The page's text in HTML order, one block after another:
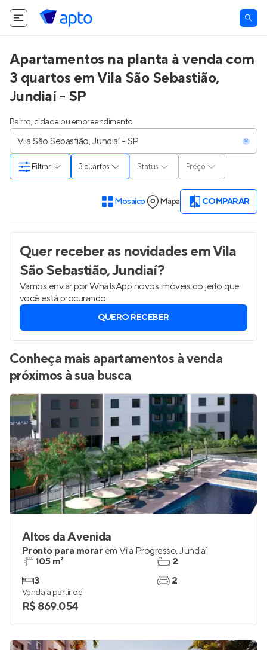
Apartamentos na planta à venda com
3 quartos em Vila São Sebastião,
Jundiaí - SP
Bairro, cidade ou empreendimento
3 quartos Status Preço
Filtrar
Mosaico Mapa COMPARAR
Quer receber as novidadesem Vila
São Sebastião, Jundiaí?
Vamos enviar por WhatsApp novos imóveis do jeito que
você está procurando.
QUERO RECEBER
Conheça mais apartamentos à venda
próximos à sua busca
Altos da Avenida
Pronto para morar em Vila Progresso,Jundiaí
105 m²
3
2
2
Venda a partir de
R$ 869.054